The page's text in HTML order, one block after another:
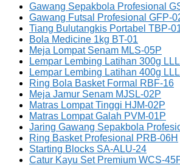
Gawang Sepakbola Profesional
Gawang Futsal Profesional GFP-
Tiang Bulutangkis Portabel TBP-
Bola Medicine 1kg BT-01
Meja Lompat Senam MLS-05P
Lempar Lembing Latihan 300g
Lempar Lembing Latihan 400g
Ring Bola Basket Formal RBF-16
Meja Jamur Senam MJSL-02P
Matras Lompat Tinggi HJM-02P
Matras Lompat Galah PVM-01P
Jaring Gawang Sepakbola
Ring Basket Profesional PRB-06H
Starting Blocks SA-ALU-24
Catur Kayu Set Premium WCS-